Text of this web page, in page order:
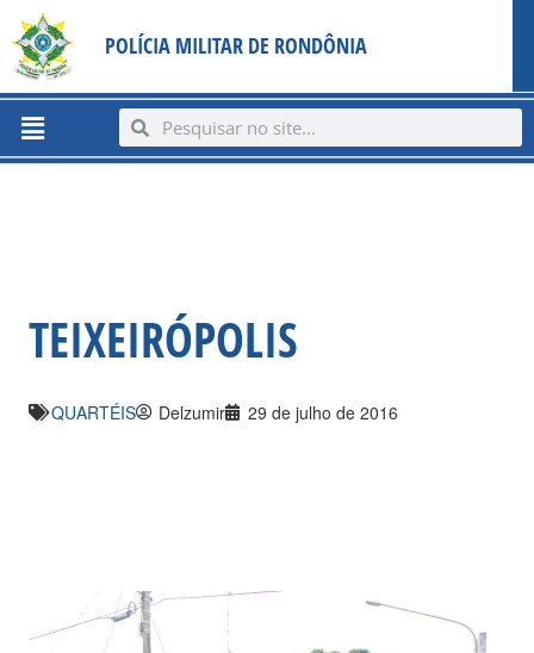
content
para
conteúdo
POLÍCIA MILITAR DE RONDÔNIA
Menu SearchSearch
TEIXEIRÓPOLIS
QUARTÉIS Delzumir 29 de julho de 2016